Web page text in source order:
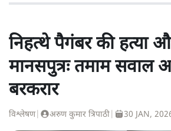
निहत्थे पैगंबर की हत्या
मानसपुत्रः तमाम सवाल
बरकरार
विश्लेषण| अरुण कुमार त्रिपाठी 30 JAN,